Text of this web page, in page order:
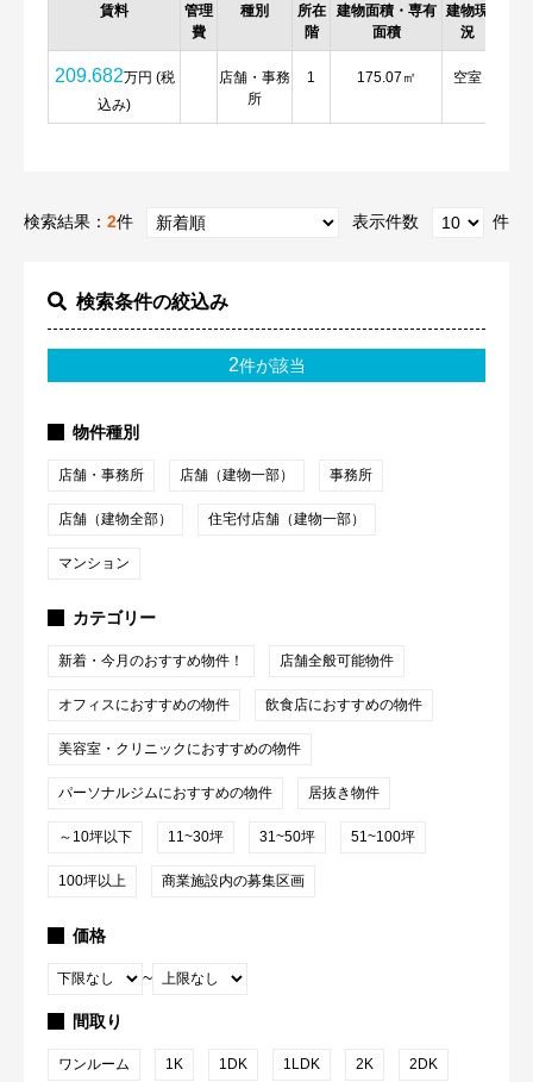
検索条件の絞込み
2件が該当
物件種別
店舗・事務所 店舗（建物一部） 事務所
店舗（建物全部） 住宅付店舗（建物一部）
マンション
カテゴリー
新着・今月のおすすめ物件！ 店舗全般可能物件
オフィスにおすすめの物件 飲食店におすすめの物件
美容室・クリニックにおすすめの物件
パーソナルジムにおすすめの物件 居抜き物件
～10坪以下 11~30坪 31~50坪 51~100坪
100坪以上 商業施設内の募集区画
価格
~
間取り
ワンルーム 1K 1DK 1LDK 2K 2DK
賃料
管理
費
種別
所在
階
建物面積・専有
面積
建物現
況
209.682万円 (税
込み)
店舗・事務
所
1 175.07㎡ 空室
検索結果： 2件 表示件数 件